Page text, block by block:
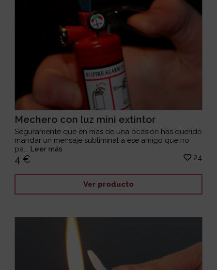
Mechero con luz mini extintor
Seguramente que en más de una ocasión has querido
mandar un mensaje subliminal a ese amigo que no
pa... Leer más
4 € 24
Ver producto